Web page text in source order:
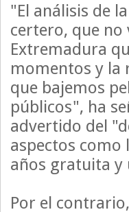
"El análisis de
certero, que
Extremadura
momentos y la
que bajemos
públicos", ha
advertido del
aspectos como
años gratuita y
Por el